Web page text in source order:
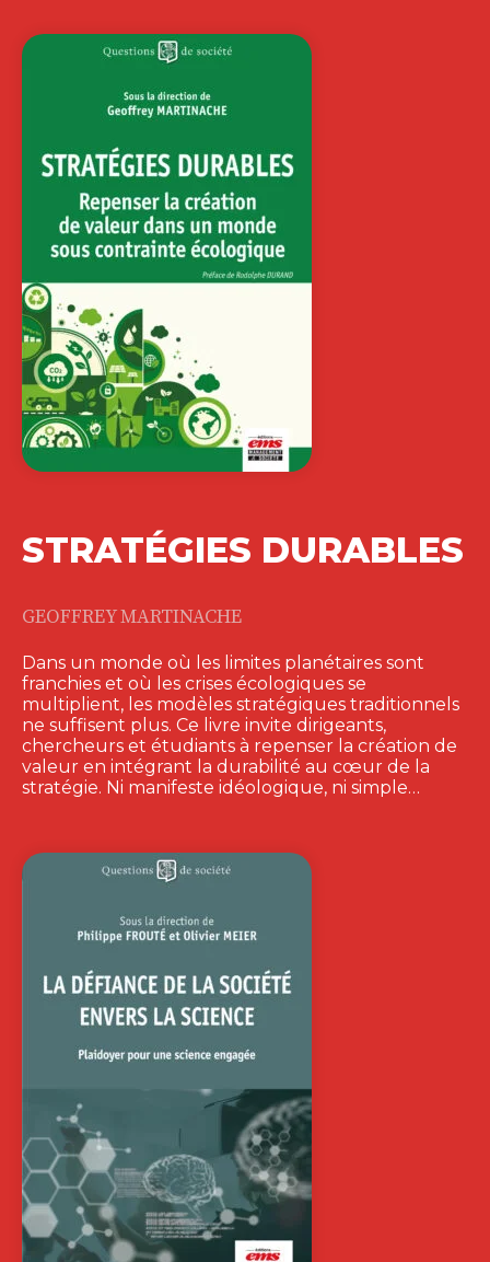
STRATÉGIES DURABLES
GEOFFREY MARTINACHE
Dans un monde où les limites planétaires sont
franchies et où les crises écologiques se
multiplient, les modèles stratégiques traditionnels
ne suffisent plus. Ce livre invite dirigeants,
chercheurs et étudiants à repenser la création de
valeur en intégrant la durabilité au cœur de la
stratégie. Ni manifeste idéologique, ni simple…